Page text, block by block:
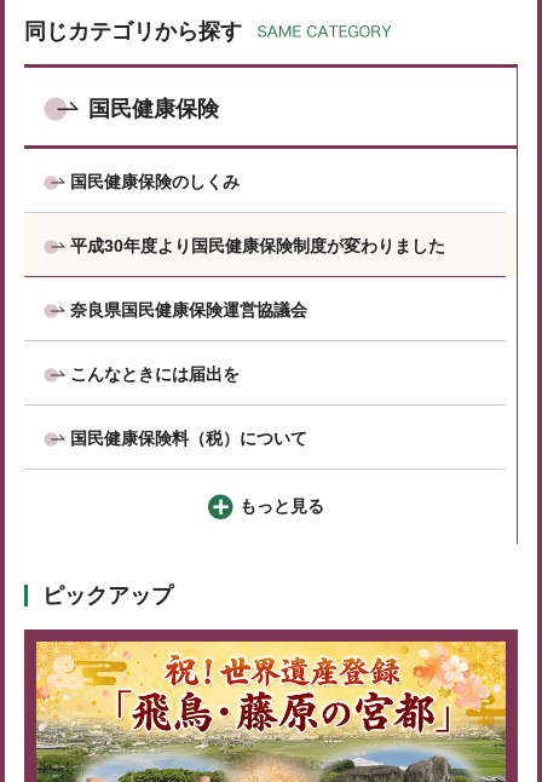
同じカテゴリから探す
国民健康保険
国民健康保険のしくみ
平成30年度より国民健康保険制度が変わりました
奈良県国民健康保険運営協議会
こんなときには届出を
国民健康保険料（税）について
もっと見る
ピックアップ